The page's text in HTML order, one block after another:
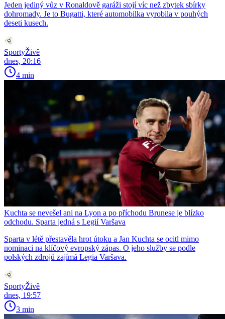
Jeden jediný vůz v Ronaldově garáži stojí víc než zbytek sbírky
dohromady. Je to Bugatti, které automobilka vyrobila v pouhých
deseti kusech.
SportyŽivě
dnes, 20:16
4 min
Kuchta se nevešel ani na Lyon a po příchodu Brunese je blízko
odchodu. Sparta jedná s Legií Varšava
Sparta v létě přestavěla hrot útoku a Jan Kuchta se ocitl mimo
nominaci na klíčový evropský zápas. O jeho služby se podle
polských zdrojů zajímá Legia Varšava.
SportyŽivě
dnes, 19:57
3 min